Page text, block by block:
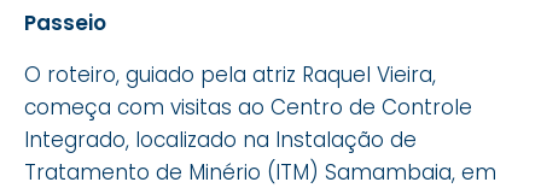
Passeio
O roteiro, guiado pela atriz Raquel Vieira,
começa com visitas ao Centro de Controle
Integrado, localizado na Instalação de
Tratamento de Minério (ITM) Samambaia, em